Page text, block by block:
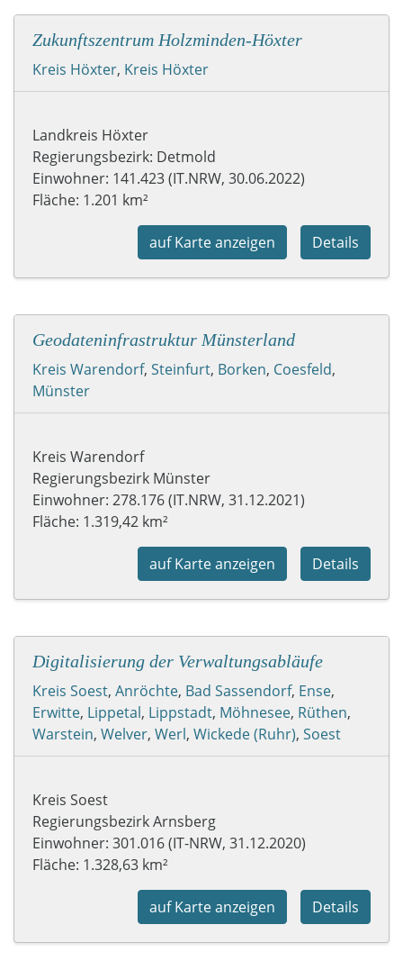
Zukunftszentrum Holzminden-Höxter
Kreis Höxter, Kreis Höxter
Landkreis Höxter
Regierungsbezirk: Detmold
Einwohner: 141.423 (IT.NRW, 30.06.2022)
Fläche: 1.201 km²
Details
auf Karte anzeigen
Geodateninfrastruktur Münsterland
Kreis Warendorf, Steinfurt, Borken, Coesfeld,
Münster
Kreis Warendorf
Regierungsbezirk Münster
Einwohner: 278.176 (IT.NRW, 31.12.2021)
Fläche: 1.319,42 km²
Details
auf Karte anzeigen
Digitalisierung der Verwaltungsabläufe
Kreis Soest, Anröchte, Bad Sassendorf, Ense,
Erwitte, Lippetal, Lippstadt, Möhnesee, Rüthen,
Warstein, Welver, Werl, Wickede (Ruhr), Soest
Kreis Soest
Regierungsbezirk Arnsberg
Einwohner: 301.016 (IT-NRW, 31.12.2020)
Fläche: 1.328,63 km²
Details
auf Karte anzeigen